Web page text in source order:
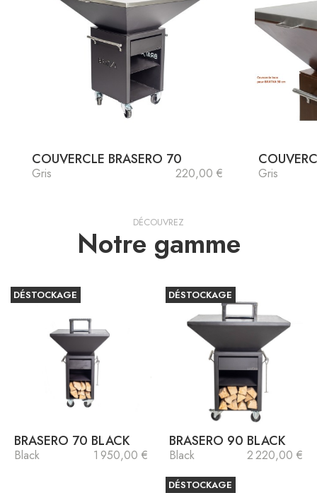
COUVERCLE BRASERO 70
Gris 220,00 € Gris
DÉCOUVREZ
Notre gamme
BRASERO 70 BLACK
Black 1 950,00 €
DÉSTOCKAGE
BRASERO 90 BLACK
Black 2 220,00 €
DÉSTOCKAGE
DÉSTOCKAGE